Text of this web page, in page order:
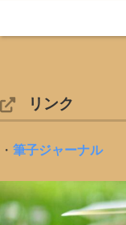
リンク
・ 筆子ジャーナル